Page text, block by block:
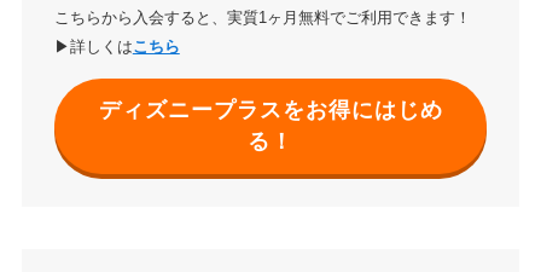
こちらから入会すると、実質1ヶ月無料でご利用できます！
▶詳しくはこちら
ディズニープラスをお得にはじめ
る！